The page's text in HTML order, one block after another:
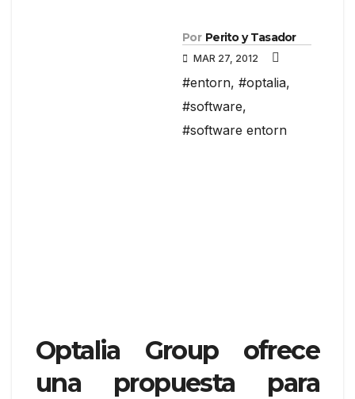
Por Perito y Tasador
MAR 27, 2012
#entorn, #optalia,
#software,
#software entorn
Optalia Group ofrece
una propuesta para